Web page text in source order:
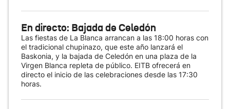
En directo: Bajada de Celedón
Las fiestas de La Blanca arrancan a las 18:00 horas con
el tradicional chupinazo, que este año lanzará el
Baskonia, y la bajada de Celedón en una plaza de la
Virgen Blanca repleta de público. EITB ofrecerá en
directo el inicio de las celebraciones desde las 17:30
horas.